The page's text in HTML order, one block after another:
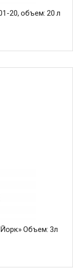
20, объем: 20 л
Объем: 3л